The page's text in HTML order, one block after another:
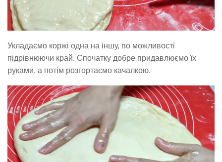
Укладаємо коржі одна на іншу, по можливості
підрівнюючи край. Спочатку добре придавлюємо їх
руками, а потім розгортаємо качалкою.